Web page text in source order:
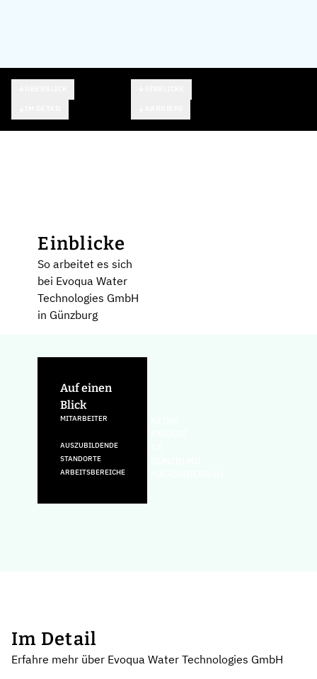
Einblicke
So arbeitet es sich
bei Evoqua Water
Technologies GmbH
in Günzburg
Auf einen
Blick
MITARBEITER
AUSZUBILDENDE
STANDORTE
ARBEITSBEREICHE
Im Detail
Erfahre mehr über Evoqua Water Technologies GmbH